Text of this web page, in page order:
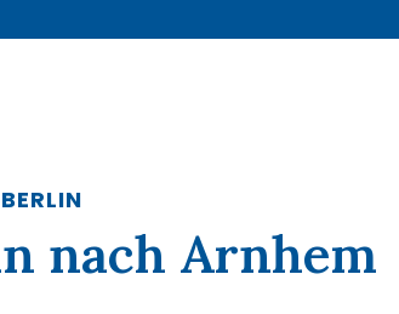
nach Arnhem